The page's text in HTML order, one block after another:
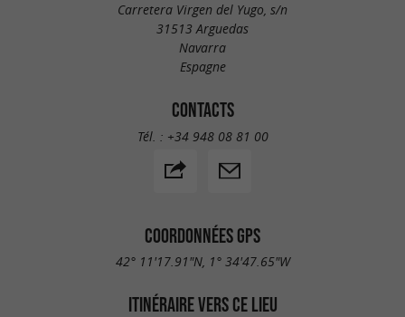
Carretera Virgen del Yugo, s/n
31513 Arguedas
Navarra
Espagne
CONTACTS
Tél. : +34 948 08 81 00
COORDONNÉES GPS
42° 11'17.91"N, 1° 34'47.65"W
ITINÉRAIRE VERS CE LIEU